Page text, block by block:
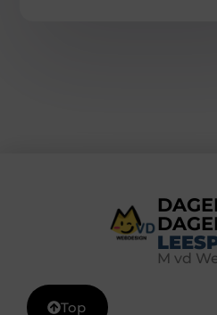
Top
M vd